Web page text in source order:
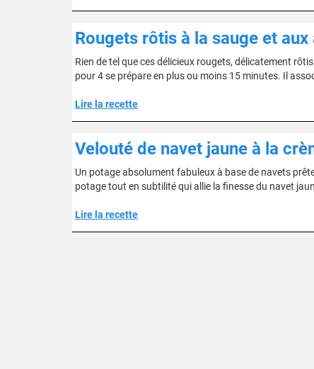
Rougets rôtis à la sauge et
Rien de tel que ces délicieux rougets, délicatement
pour 4 se prépare en plus ou moins 15 minutes. Il
Lire la recette
Velouté de navet jaune à la
Un potage absolument fabuleux à base de navets
potage tout en subtilité qui allie la finesse du navet
Lire la recette